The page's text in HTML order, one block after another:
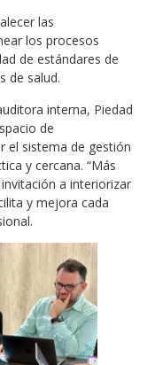
las
los procesos
de estándares de
de salud.
interna, Piedad
de
el sistema de gestión
y cercana. “Más
a interiorizar
y mejora cada